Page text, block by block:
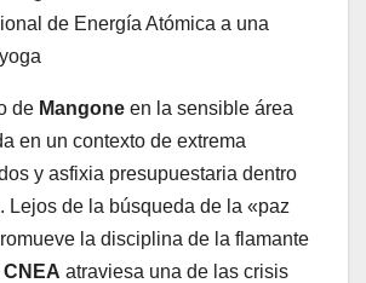
de Mangone en la sensible área
en un contexto de extrema
y asfixia presupuestaria dentro
Lejos de la búsqueda de la «paz
la disciplina de la flamante
CNEA atraviesa una de las crisis